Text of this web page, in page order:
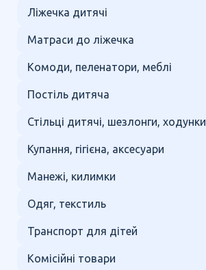
Ліжечка дитячі
Матраси до ліжечка
Комоди, пеленатори, меблі
Постіль дитяча
Стільці дитячі, шезлонги, ходунки
Купання, гігієна, аксесуари
Манежі, килимки
Одяг, текстиль
Транспорт для дітей
Комісійні товари